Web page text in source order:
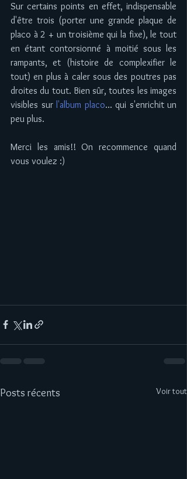
​​​​Sur certains points en effet, indispensable
d'être trois (porter une grande plaque de
placo à 2 + un troisième qui la fixe), le tout
en étant contorsionné à moitié sous les
rampants, et (histoire de complexifier le
tout) en plus à caler sous des poutres pas
droites du tout. Bien sûr, toutes les images
visibles sur l'album placo... qui s'enrichit un
peu plus.
Merci les amis!! On recommence quand
vous voulez :)
Posts récents Voir tout